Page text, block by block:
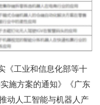
《工业和信息化部等十
施方案的通知》《广东
动人工智能与机器人产